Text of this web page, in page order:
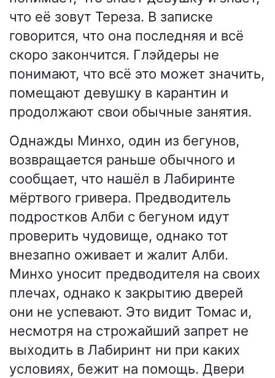
что её зовут Тереза. В записке
говорится, что она последняя и всё
скоро закончится. Глэйдеры не
понимают, что всё это может значить,
помещают девушку в карантин и
продолжают свои обычные занятия.
Однажды Минхо, один из бегунов,
возвращается раньше обычного и
сообщает, что нашёл в Лабиринте
мёртвого гривера. Предводитель
подростков Алби с бегуном идут
проверить чудовище, однако тот
внезапно оживает и жалит Алби.
Минхо уносит предводителя на своих
плечах, однако к закрытию дверей
они не успевают. Это видит Томас и,
несмотря на строжайший запрет не
выходить в Лабиринт ни при каких
условиях, бежит на помощь. Двери